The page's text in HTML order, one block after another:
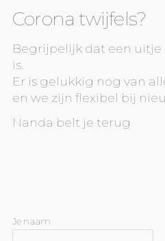
Corona twijfels?
Begrijpelijk dat een
is.
Er is gelukkig nog van
en we zijn flexibel bij
Nanda belt je terug
Je naam